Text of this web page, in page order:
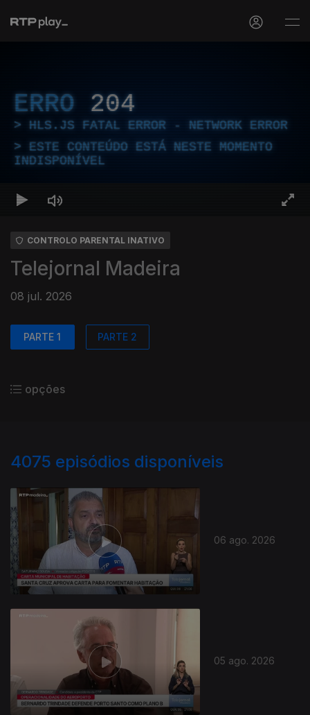
ERRO 204
HLS.JS FATAL ERROR - NETWORK ERROR
ESTE CONTEÚDO ESTÁ NESTE MOMENTO
INDISPONÍVEL
CONTROLO PARENTAL INATIVO
Telejornal Madeira
08 jul. 2026
PARTE 1 PARTE 2
opções
4075 episódios disponíveis
06 ago. 2026
05 ago. 2026